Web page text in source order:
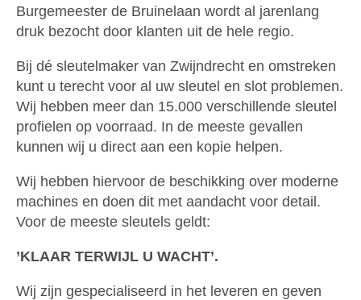
Burgemeester de Bruinelaan wordt al jarenlang
druk bezocht door klanten uit de hele regio.
Bij dé sleutelmaker van Zwijndrecht en omstreken
kunt u terecht voor al uw sleutel en slot problemen.
Wij hebben meer dan 15.000 verschillende sleutel
profielen op voorraad. In de meeste gevallen
kunnen wij u direct aan een kopie helpen.
Wij hebben hiervoor de beschikking over moderne
machines en doen dit met aandacht voor detail.
Voor de meeste sleutels geldt:
’KLAAR TERWIJL U WACHT’.
Wij zijn gespecialiseerd in het leveren en geven